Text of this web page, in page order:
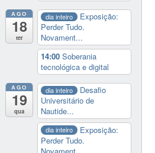
AGO
18
ter
dia inteiro
Exposição:
Perder Tudo.
Novament...
14:00Soberania
tecnológica e digital
AGO
19
qua
dia inteiro
Desafio
Universitário de
Nautide...
dia inteiro
Exposição:
Perder Tudo.